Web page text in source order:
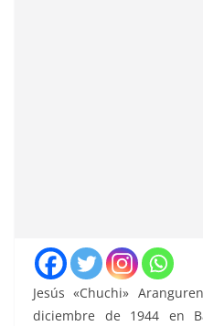
Jesús «Chuchi»
diciembre de 1944 en